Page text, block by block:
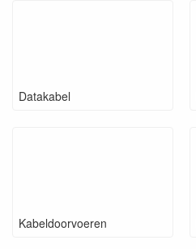
Datakabel
Kabeldoorvoeren